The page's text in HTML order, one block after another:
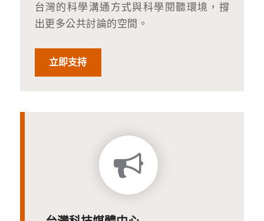
台灣的科學溝通方式與科學閱聽環境，撐
出更多公共討論的空間。
立即支持